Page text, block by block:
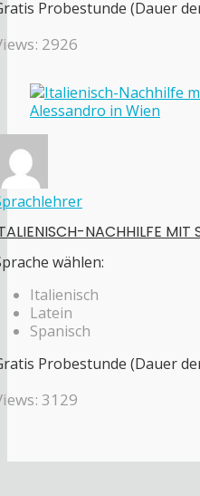
Probestunde (Dauer
2926
NACHHILFE MIT
wählen:
Italienisch
Latein
Spanisch
Probestunde (Dauer
3129